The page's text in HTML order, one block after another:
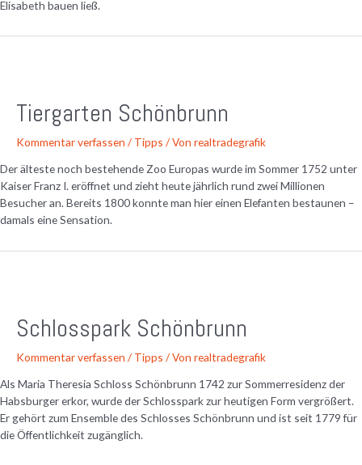
Elisabeth bauen ließ.
Tiergarten Schönbrunn
Kommentar verfassen / Tipps / Von realtradegrafik
Der älteste noch bestehende Zoo Europas wurde im Sommer 1752 unter
Kaiser Franz I. eröffnet und zieht heute jährlich rund zwei Millionen
Besucher an. Bereits 1800 konnte man hier einen Elefanten bestaunen –
damals eine Sensation.
Schlosspark Schönbrunn
Kommentar verfassen / Tipps / Von realtradegrafik
Als Maria Theresia Schloss Schönbrunn 1742 zur Sommerresidenz der
Habsburger erkor, wurde der Schlosspark zur heutigen Form vergrößert.
Er gehört zum Ensemble des Schlosses Schönbrunn und ist seit 1779 für
die Öffentlichkeit zugänglich.